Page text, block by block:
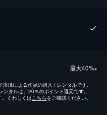
最⼤40%※
済による作品の購入 / レンタルです。
タルは、20％のポイント還元です。
くわしくは こちらをご確認ください。